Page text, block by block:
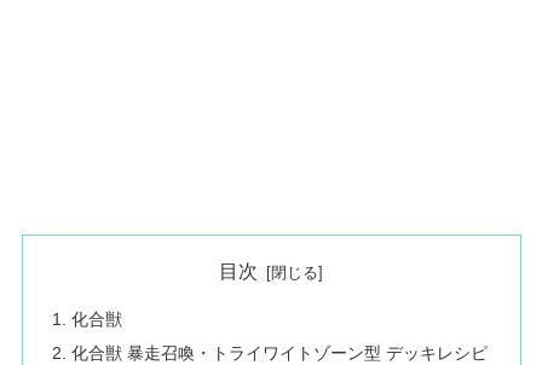
目次
化合獣
化合獣 暴走召喚・トライワイトゾーン型 デッキレシピ